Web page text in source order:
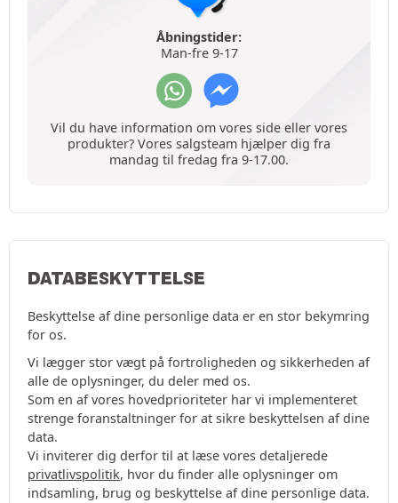
Åbningstider:
Man-fre 9-17
Vil du have information om vores side eller vores
produkter? Vores salgsteam hjælper dig fra
mandag til fredag fra 9-17.00.
DATABESKYTTELSE
Beskyttelse af dine personlige data er en stor bekymring
for os.
Vi lægger stor vægt på fortroligheden og sikkerheden af
alle de oplysninger, du deler med os.
Som en af vores hovedprioriteter har vi implementeret
strenge foranstaltninger for at sikre beskyttelsen af dine
data.
Vi inviterer dig derfor til at læse vores detaljerede
privatlivspolitik, hvor du finder alle oplysninger om
indsamling, brug og beskyttelse af dine personlige data.